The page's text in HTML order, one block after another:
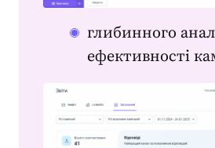
глибинного
ефективності